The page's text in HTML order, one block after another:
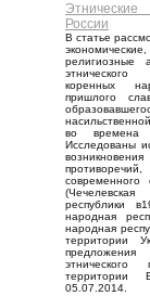
России
В статье
религиозные
коренных
пришлого
во времена
Исследованы
современного
республики
народная
народная
территории
этнического
территории
05.07.2014.